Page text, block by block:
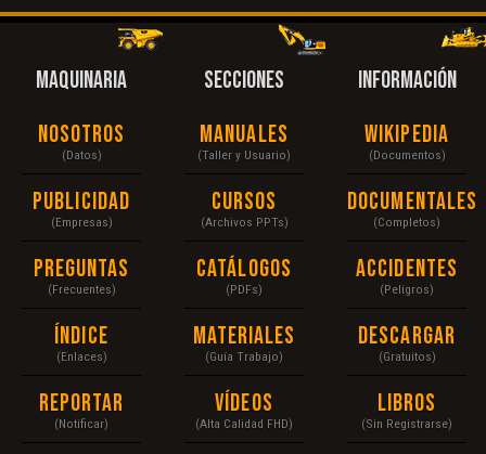
MAQUINARIA
Nosotros
(Datos)
Publicidad
(Empresas)
Preguntas
(Frecuentes)
Índice
(Enlaces)
Reportar
(Notificar)
SECCIONES
Manuales
(Taller y Usuario)
Cursos
(Archivos PPTs)
Catálogos
(PDFs)
Materiales
(Guía Trabajo)
Vídeos
(Alta Calidad FHD)
INFORMACIÓN
Wikipedia
(Documentos)
Documentales
(Completos)
Accidentes
(Peligros)
Descargar
(Gratuitos)
Libros
(Sin Registrarse)